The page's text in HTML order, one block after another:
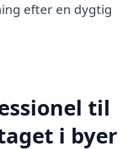
efter en dygtig
til
i byer